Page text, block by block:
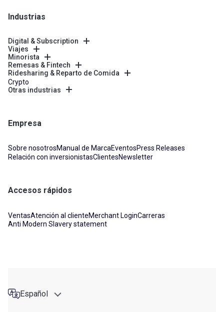
Industrias
Digital & Subscription
Viajes
Minorista
Remesas & Fintech
Ridesharing & Reparto de Comida
Crypto
Otras industrias
Empresa
Sobre nosotrosManual de MarcaEventosPress Releases
Relación con inversionistasClientesNewsletter
Accesos rápidos
VentasAtención al clienteMerchant LoginCarreras
Anti Modern Slavery statement
Español